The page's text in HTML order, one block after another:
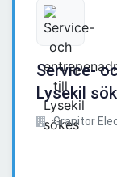
Service-
Lysekil
Granitor